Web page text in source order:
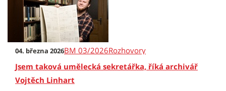
04. března 2026BM 03/2026Rozhovory
Jsem taková umělecká sekretářka, říká archivář
Vojtěch Linhart